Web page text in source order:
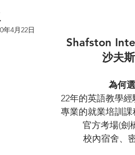
年4月22日
Shafston
沙夫
為何
22年的英語教學
專業的就業培訓
官方考場(劍
校內宿舍、